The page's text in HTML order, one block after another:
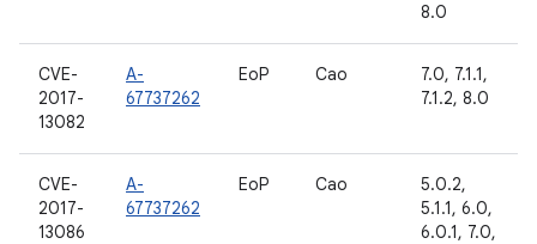
8.0
CVE-
2017-
13082
A-
67737262
EoP Cao
7.0, 7.1.1,
7.1.2, 8.0
CVE-
2017-
13086
A-
67737262
EoP Cao
5.0.2,
5.1.1, 6.0,
6.0.1, 7.0,